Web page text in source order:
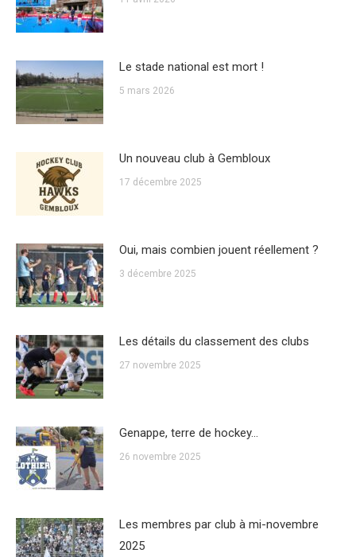
Le stade national est mort !
5 mars 2026
Un nouveau club à Gembloux
17 décembre 2025
Oui, mais combien jouent réellement ?
3 décembre 2025
Les détails du classement des clubs
27 novembre 2025
Genappe, terre de hockey…
26 novembre 2025
Les membres par club à mi-novembre
2025